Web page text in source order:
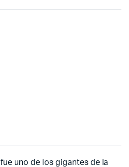
uno de los gigantes de la